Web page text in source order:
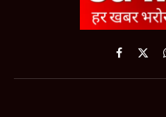
Facebook
X